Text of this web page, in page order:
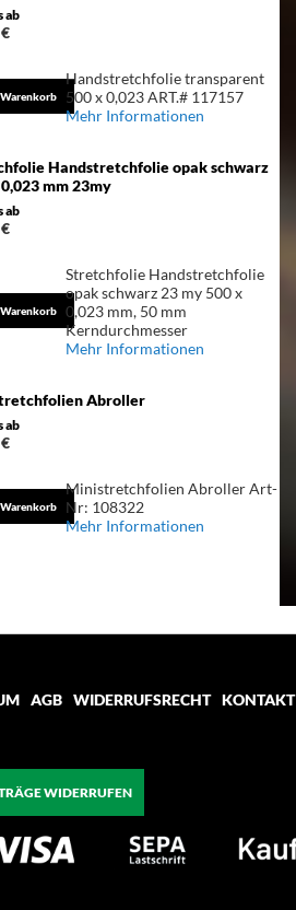
ab
Handstretchfolie transparent
500 x 0,023 ART.# 117157
Mehr Informationen
Handstretchfolie opak schwarz
mm 23my
ab
Stretchfolie Handstretchfolie
opak schwarz 23 my 500 x
0,023 mm, 50 mm
Kerndurchmesser
Mehr Informationen
Abroller
ab
Ministretchfolien Abroller Art-
Nr: 108322
Mehr Informationen
AGB WIDERRUFSRECHT KONTAKT
WIDERRUFEN